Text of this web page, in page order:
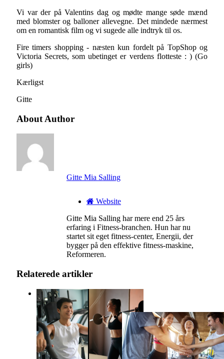
Vi var der på Valentins dag og mødte mange søde mænd
med blomster og balloner allevegne. Det mindede nærmest
om en romantisk film og vi sugede alle indtryk til os.
Fire timers shopping - næsten kun fordelt på TopShop og
Victoria Secrets, som ubetinget er verdens flotteste : ) (Go
girls)
Kærligst
Gitte
About Author
Gitte Mia Salling
Website
Gitte Mia Salling har mere end 25 års
erfaring i Fitness-branchen. Hun har nu
startet sit eget fitness-center, Energii, der
bygger på den effektive fitness-maskine,
Reformeren.
Relaterede artikler